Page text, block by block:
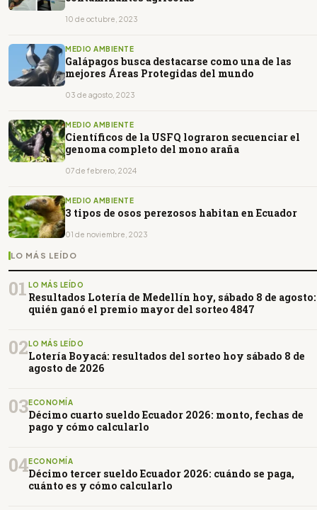
10 de octubre, 2023
MEDIO AMBIENTE
Galápagos busca destacarse como una de las
mejores Áreas Protegidas del mundo
03 de agosto, 2023
MEDIO AMBIENTE
Científicos de la USFQ lograron secuenciar el
genoma completo del mono araña
07 de febrero, 2024
MEDIO AMBIENTE
3 tipos de osos perezosos habitan en Ecuador
01 de noviembre, 2023
LO MÁS LEÍDO
01 LO MÁS LEÍDO
Resultados Lotería de Medellín hoy, sábado 8 de agosto:
quién ganó el premio mayor del sorteo 4847
02LO MÁS LEÍDO
Lotería Boyacá: resultados del sorteo hoy sábado 8 de
agosto de 2026
03ECONOMÍA
Décimo cuarto sueldo Ecuador 2026: monto, fechas de
pago y cómo calcularlo
04ECONOMÍA
Décimo tercer sueldo Ecuador 2026: cuándo se paga,
cuánto es y cómo calcularlo